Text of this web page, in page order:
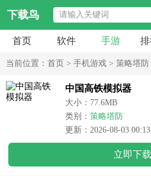
下载鸟
首页 软件 手游
当前位置： 首页 > 手机游戏 > 策略塔防
中国高铁模拟器
大小：77.6MB
类别： 策略塔防
更新：2026-08-03
立即下载